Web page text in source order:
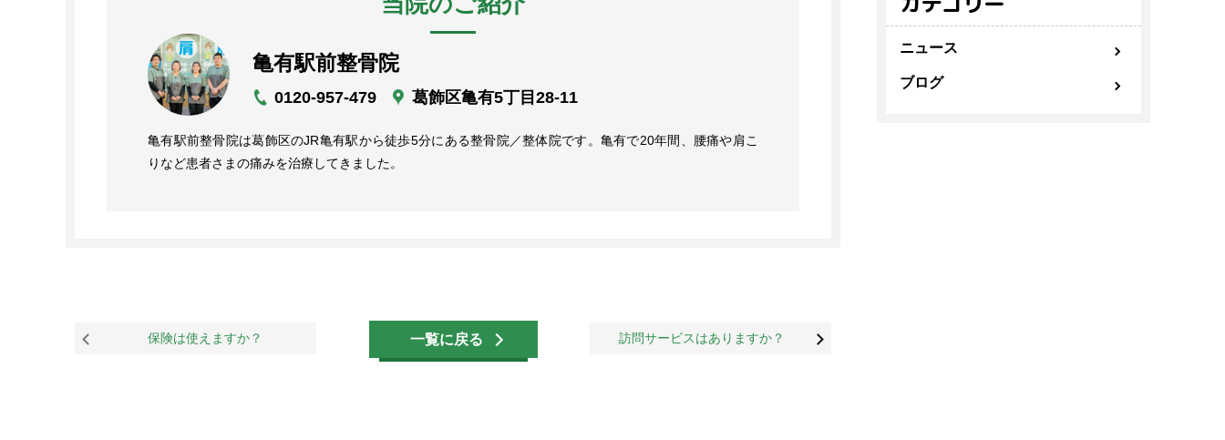
亀有駅前整骨院
0120-957-479 葛飾区亀有5丁目28-11
亀有駅前整骨院は葛飾区のJR亀有駅から徒歩5分にある整骨院／整体院です。亀有で20年間、腰痛や肩こ
りなど患者さまの痛みを治療してきました。
保険は使えますか？ 一覧に戻る 訪問サービスはありますか？
ニュース
ブログ